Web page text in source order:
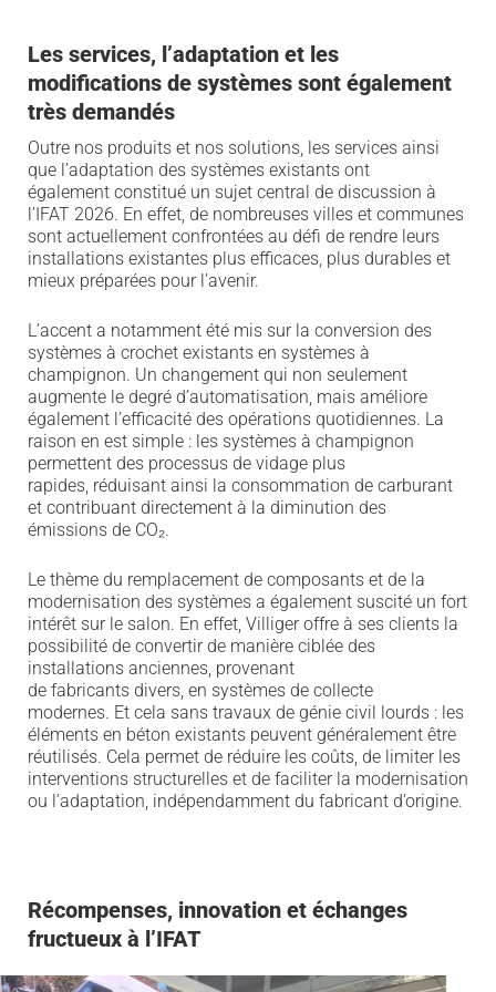
Les services, l’adaptation et les
modifications de systèmes sont également
très demandés
Outre nos produits et nos solutions, les services ainsi
que l’adaptation des systèmes existants ont
également constitué un sujet central de discussion à
l’IFAT 2026. En effet, de nombreuses villes et communes
sont actuellement confrontées au défi de rendre leurs
installations existantes plus efficaces, plus durables et
mieux préparées pour l’avenir.
L’accent a notamment été mis sur la conversion des
systèmes à crochet existants en systèmes à
champignon. Un changement qui non seulement
augmente le degré d’automatisation, mais améliore
également l’efficacité des opérations quotidiennes. La
raison en est simple : les systèmes à champignon
permettent des processus de vidage plus
rapides réduisant ainsi la consommation de carburant
et contribuant directement à la diminution des
émissions de CO₂.
Le thème du remplacement de composants et de la
modernisation des systèmes a également suscité un fort
intérêt sur le salon. En effet, Villiger offre à ses clients la
possibilité de convertir de manière ciblée des
installations anciennes provenant
de fabricants divers, en systèmes de collecte
modernes. Et cela sans travaux de génie civil lourds : les
éléments en béton existants peuvent généralement être
réutilisés. Cela permet de réduire les coûts, de limiter les
interventions structurelles et de faciliter la modernisation
ou l’adaptation , indépendamment du fabricant d’origine.
Récompenses, innovation et échanges
fructueux à l’IFAT